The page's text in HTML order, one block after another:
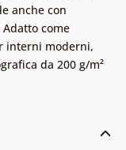
anche con
Adatto come
interni moderni,
da 200 g/m²